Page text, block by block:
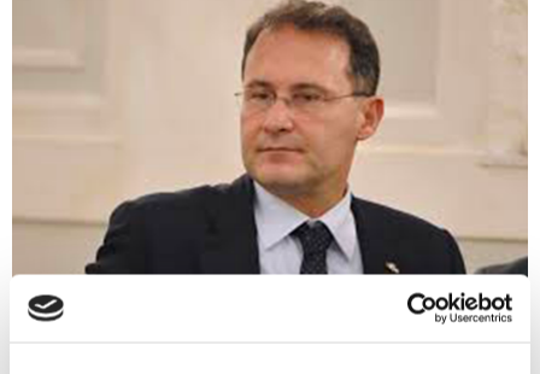
“Le autorità francesi hanno rifiutato l’ingresso nel loro